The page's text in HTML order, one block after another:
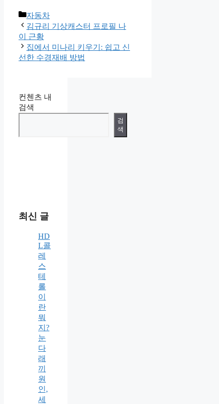
카
테
고
리
자동차
김규리 기상캐스터 프로필 나
이 근황
집에서 미나리 키우기: 쉽고 신
선한 수경재배 방법
컨첸츠 내
검색
검
색
최신 글
HD
L콜
레
스
테
롤
이
란
뭐
지?
눈
다
래
끼
원
인,
세